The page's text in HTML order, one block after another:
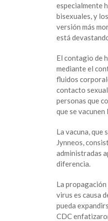
especialmente
bisexuales, y
versión más
está
El contagio de
mediante el
fluidos
contacto
personas que
que se
La vacuna, que
Jynneos,
administradas
diferencia.
La propagación
virus es causa
pueda
CDC